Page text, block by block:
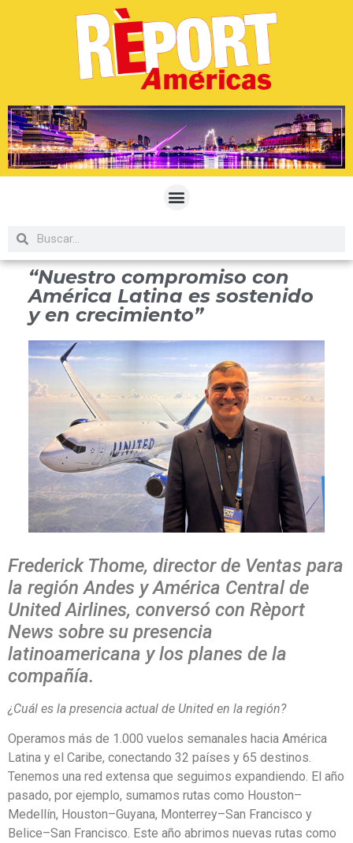
“Nuestro compromiso con
América Latina es sostenido
y en crecimiento”
Frederick Thome, director de Ventas para
la región Andes y América Central de
United Airlines, conversó con Rèport
News sobre su presencia
latinoamericana y los planes de la
compañía.
¿Cuál es la presencia actual de United en la región?
Operamos más de 1.000 vuelos semanales hacia América
Latina y el Caribe, conectando 32 países y 65 destinos.
Tenemos una red extensa que seguimos expandiendo. El año
pasado, por ejemplo, sumamos rutas como Houston–
Medellín, Houston–Guyana, Monterrey–San Francisco y
Belice–San Francisco. Este año abrimos nuevas rutas como